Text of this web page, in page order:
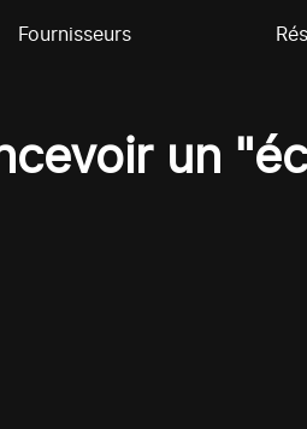
Fournisseurs
un